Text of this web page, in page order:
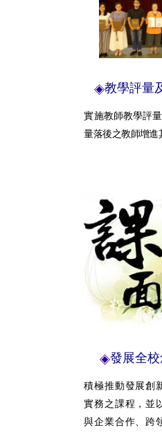
教學評量
實施教師教學評
量落後之教師增進
發展全
積極推動發展創
實務之課程，並
與企業合作、跨